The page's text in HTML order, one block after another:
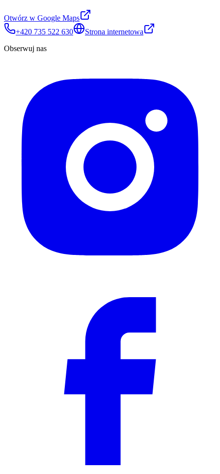
Otwórz w Google Maps
+420 735 522 630
Strona internetowa
Obserwuj nas